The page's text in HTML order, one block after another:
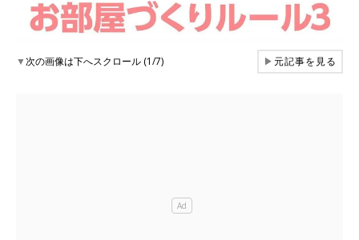
▼次の画像は下へスクロール (1/7) ▶元記事を見る